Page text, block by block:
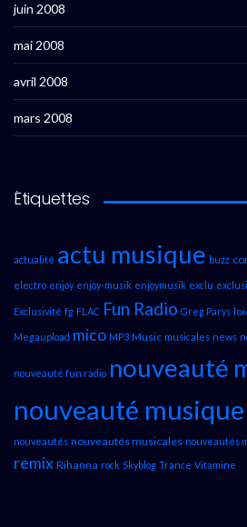
juin 2008
mai 2008
avril 2008
mars 2008
Étiquettes
actualité actu musique buzz
electro enjoy enjoy-musik enjoymusik exclu
Exclusivité fg FLAC Fun Radio Greg Parys
Megaupload mico MP3 Music musicales news
nouveauté fun radio nouveauté
nouveauté musique
nouveautés nouveautés musicales nouveautés
remix Rihanna rock Skyblog Trance Vitamine